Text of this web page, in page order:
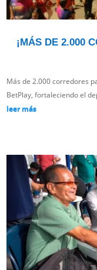
¡MÁS DE 2.000
Más de 2.000 corredores
BetPlay, fortaleciendo el
leer más